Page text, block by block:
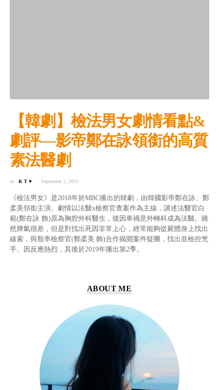
【韓劇】檢法男女劇情看點&
劇評—影帝鄭在詠領銜的高質
素法醫劇
by K T ♥ September 1, 2023
《檢法男女》是2018年於MBC播出的韓劇，由韓國影帝鄭在詠、鄭
柔美領銜主演。劇情以法醫x檢察官查案作為主線，講述法醫官白
範(鄭在詠 飾)原為胸腔外科醫生，後因車禍意外轉科成為法醫。雖
然脾氣很差，但是對找出死因非常上心，經常能夠從屍體身上找出
線索，與殷率檢察官(鄭柔美 飾)合作揭開案件疑團，找出並檢控兇
手。因反應熱烈，其後於2019年播出第2季。
ABOUT ME